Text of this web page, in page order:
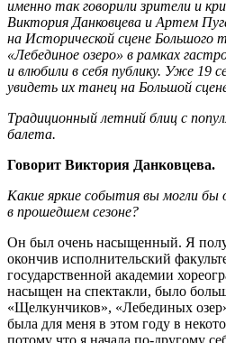
именно так говорили зрители и
Виктория Данковцева и Артем
на Исторической сцене Большого
«Лебединое озеро» в рамках
и влюбили в себя публику. Уже 19
увидеть их танец на Большой
Традиционный летний блиц с
балета.
Говорит Виктория Данковцева.
Какие яркие события вы могли
в прошедшем сезоне?
Он был очень насыщенный. Я
окончив исполнительский
государственной академии
насыщен на спектакли, было
«Щелкунчиков», «Лебединых
была для меня в этом году в
потому что я начала по-другому